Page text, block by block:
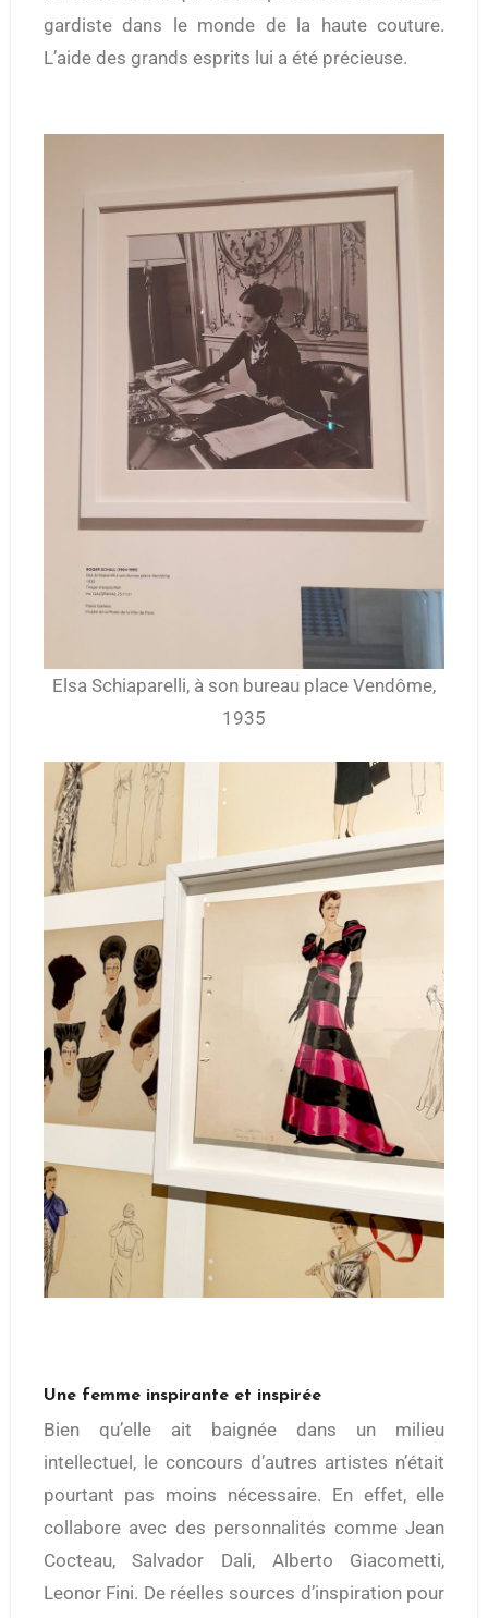
gardiste dans le monde de la haute couture.
L’aide des grands esprits lui a été précieuse.
Elsa Schiaparelli, à son bureau place Vendôme,
1935
Une femme inspirante et inspirée
Bien qu’elle ait baignée dans un milieu
intellectuel, le concours d’autres artistes n’était
pourtant pas moins nécessaire. En effet, elle
collabore avec des personnalités comme Jean
Cocteau, Salvador Dali, Alberto Giacometti,
Leonor Fini. De réelles sources d’inspiration pour